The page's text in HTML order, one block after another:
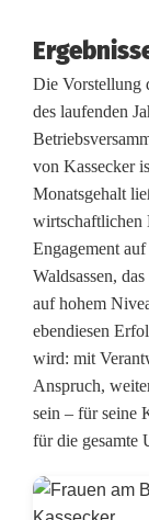
Die Vorstellung
des laufenden
von Kassecker
Monatsgehalt
wirtschaftlichen
Engagement
Waldsassen,
auf hohem
ebendiesen
wird: mit
Anspruch,
sein – für seine
für die gesamte